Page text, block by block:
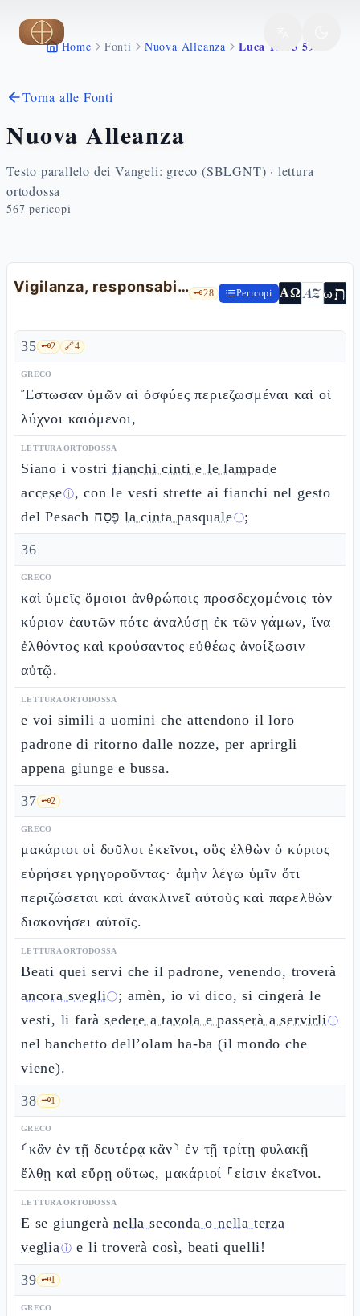
Vai al contenuto principale
Home Fonti Nuova Alleanza Luca 12 35 59
Torna alle Fonti
Nuova Alleanza
Testo parallelo dei Vangeli: greco (SBLGNT) · lettura
ortodossa
567 pericopi
Vigilanza, responsabilità e discernimento 🗝️28 Pericopi ΑΩ AZωת
35 🗝️2 🔗4
GRECO
Ἔστωσαν ὑμῶν αἱ ὀσφύες περιεζωσμέναι καὶ οἱ
λύχνοι καιόμενοι,
LETTURA ORTODOSSA
Siano i vostrifianchi cinti e le lampade
acceseⓘ, con le vesti strette ai fianchi nel gesto
del Pesach פֶּסַחla cinta pasqualeⓘ;
36
GRECO
καὶ ὑμεῖς ὅμοιοι ἀνθρώποις προσδεχομένοις τὸν
κύριον ἑαυτῶν πότε ἀναλύσῃ ἐκ τῶν γάμων, ἵνα
ἐλθόντος καὶ κρούσαντος εὐθέως ἀνοίξωσιν
αὐτῷ.
LETTURA ORTODOSSA
e voi simili a uomini che attendono il loro
padrone di ritorno dalle nozze, per aprirgli
appena giunge e bussa.
37 🗝️2
GRECO
μακάριοι οἱ δοῦλοι ἐκεῖνοι, οὓς ἐλθὼν ὁ κύριος
εὑρήσει γρηγοροῦντας· ἀμὴν λέγω ὑμῖν ὅτι
περιζώσεται καὶ ἀνακλινεῖ αὐτοὺς καὶ παρελθὼν
διακονήσει αὐτοῖς.
LETTURA ORTODOSSA
Beati quei servi che il padrone, venendo, troverà
ancora svegliⓘ; amèn, io vi dico, si cingerà le
vesti, li faràsedere a tavola e passerà a servirliⓘ
nel banchetto dell’olam ha-ba (il mondo che
viene).
38 🗝️1
GRECO
⸂κἂν ἐν τῇ δευτέρᾳ κἂν⸃ ἐν τῇ τρίτῃ φυλακῇ
ἔλθῃ καὶ εὕρῃ οὕτως, μακάριοί ⸀εἰσιν ἐκεῖνοι.
LETTURA ORTODOSSA
E se giungerànella seconda o nella terza
vegliaⓘ e li troverà così, beati quelli!
39 🗝️1
GRECO